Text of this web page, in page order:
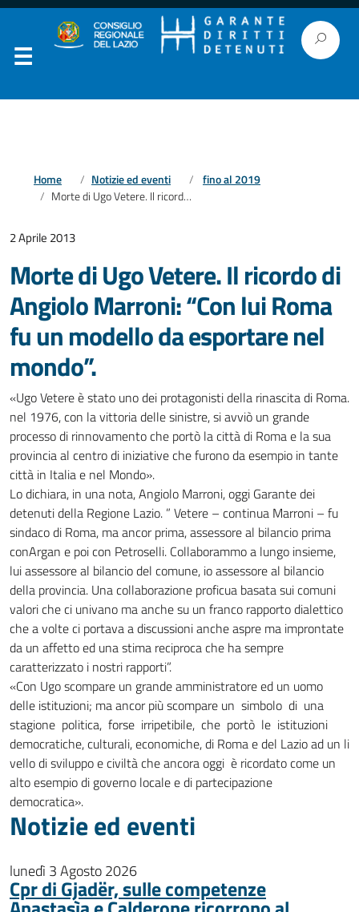
Home Notizie ed eventi
fino al 2019
Morte di Ugo Vetere. Il ricordo di Angiolo Marroni: “Con lui Roma fu un modello da esportare nel mondo”.
2 Aprile 2013
Morte di Ugo Vetere. Il ricordo di
Angiolo Marroni: “Con lui Roma
fu un modello da esportare nel
mondo”.
«Ugo Vetere è stato uno dei protagonisti della rinascita di Roma.
nel 1976, con la vittoria delle sinistre, si avviò un grande
processo di rinnovamento che portò la città di Roma e la sua
provincia al centro di iniziative che furono da esempio in tante
città in Italia e nel Mondo».
Lo dichiara, in una nota, Angiolo Marroni, oggi Garante dei
detenuti della Regione Lazio. ” Vetere – continua Marroni – fu
sindaco di Roma, ma ancor prima, assessore al bilancio prima
conArgan e poi con Petroselli. Collaborammo a lungo insieme,
lui assessore al bilancio del comune, io assessore al bilancio
della provincia. Una collaborazione proficua basata sui comuni
valori che ci univano ma anche su un franco rapporto dialettico
che a volte ci portava a discussioni anche aspre ma improntate
da un affetto ed una stima reciproca che ha sempre
caratterizzato i nostri rapporti”.
«Con Ugo scompare un grande amministratore ed un uomo
delle istituzioni; ma ancor più scompare un simbolo di una
stagione politica, forse irripetibile, che portò le istituzioni
democratiche, culturali, economiche, di Roma e del Lazio ad un li
vello di sviluppo e civiltà che ancora oggi è ricordato come un
alto esempio di governo locale e di partecipazione
democratica».
Notizie ed eventi
lunedì 3 Agosto 2026
Cpr di Gjadër, sulle competenze